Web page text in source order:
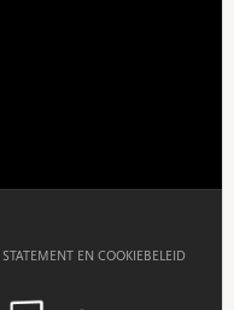
STATEMENT EN COOKIEBELEID